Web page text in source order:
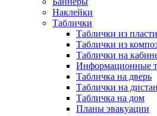
Наклейки
Таблички
Таблички из
Таблички из
Таблички на
Информационные
Табличка на дверь
Таблички на
Табличка на дом
Планы эвакуации